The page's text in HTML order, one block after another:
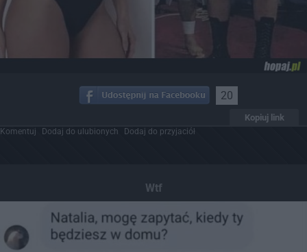
20
Kopiuj link
Komentuj Dodaj do ulubionych Dodaj do przyjaciół
Wtf